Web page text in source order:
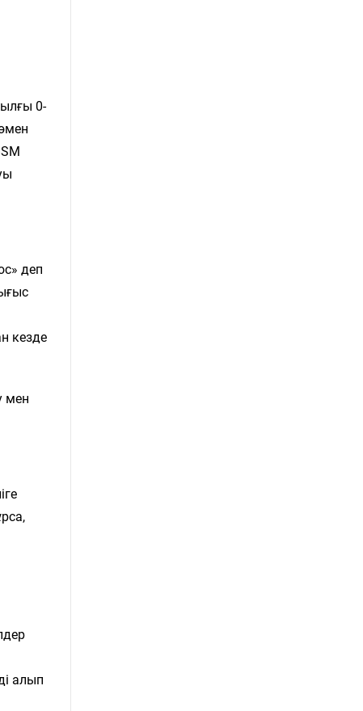
0-
деп
кезде
мен
алып